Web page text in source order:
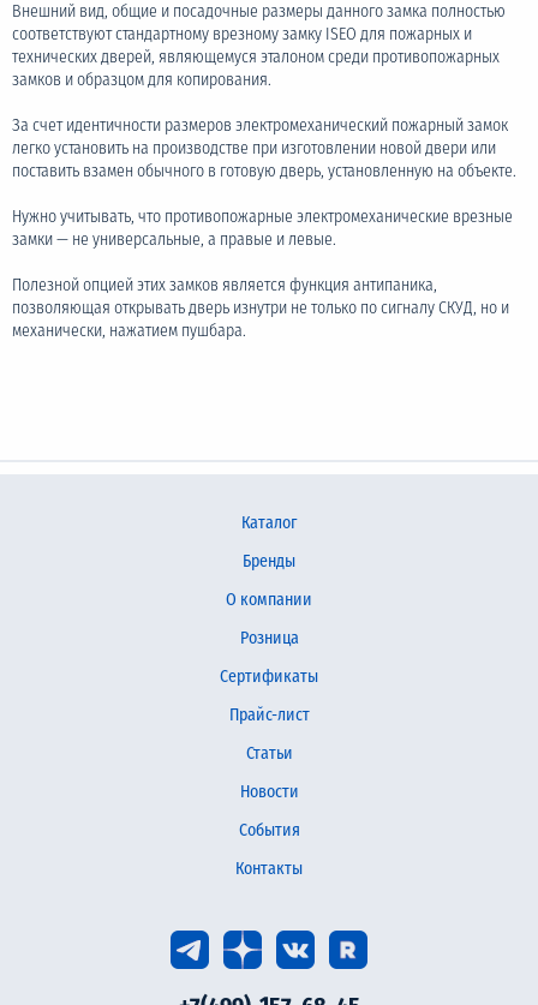
Внешний вид, общие и посадочные размеры данного замка полностью
соответствуют стандартному врезному замку ISEO для пожарных и
технических дверей, являющемуся эталоном среди противопожарных
замков и образцом для копирования.
За счет идентичности размеров электромеханический пожарный замок
легко установить на производстве при изготовлении новой двери или
поставить взамен обычного в готовую дверь, установленную на объекте.
Нужно учитывать, что противопожарные электромеханические врезные
замки — не универсальные, а правые и левые.
Полезной опцией этих замков является функция антипаника,
позволяющая открывать дверь изнутри не только по сигналу СКУД, но и
механически, нажатием пушбара.
Каталог
Бренды
О компании
Розница
Сертификаты
Прайс-лист
Статьи
Новости
События
Контакты